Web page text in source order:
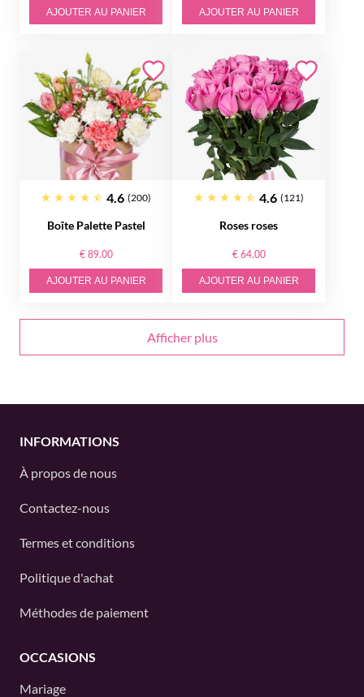
AJOUTER AU PANIER AJOUTER AU PANIER
4.6 (200)
Boîte Palette Pastel
€ 89.00
AJOUTER AU PANIER
4.6 (121)
Roses roses
€ 64.00
AJOUTER AU PANIER
Afficher plus
INFORMATIONS
À propos de nous
Contactez-nous
Termes et conditions
Politique d'achat
Méthodes de paiement
OCCASIONS
Mariage